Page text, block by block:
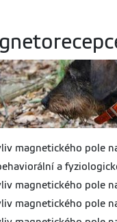
magnetického pole
a
magnetického pole
magnetického pole